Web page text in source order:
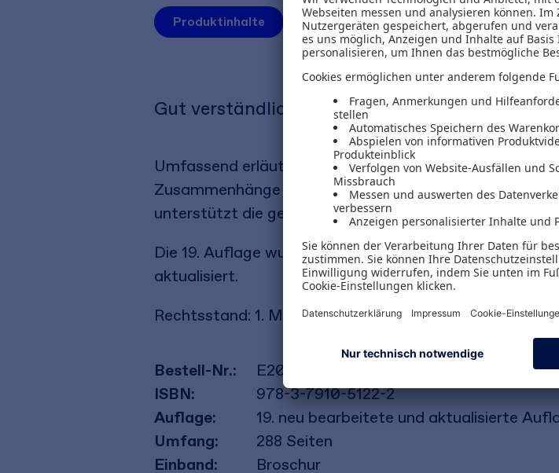
Produktinhalte Autoren Inhaltsverzeichnis
Gut verständliche Einführung
Umfassend erläutert der Band alle wichtigen
Zusammenhänge der beiden Rechtsgebiete. Eine Fülle
unterstützt die gezielte Vorbereitung auf Klausuren und
Die 19. Auflage wurde hinsichtlich Gesetzgebung,
aktualisiert.
Rechtsstand: 1. Mai 2021
Bestell-Nr.:
E20197
ISBN:
978-3-7910-5122-2
Auflage:
19. neu bearbeitete und aktualisierte
Umfang:
288 Seiten
Einband:
Broschur